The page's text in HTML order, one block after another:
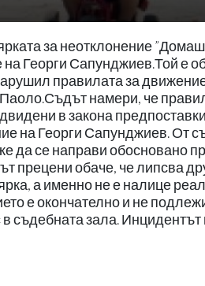
за неотклонение
Георги Сапунджиев.Той е
правилата за
намери, че
в закона
на Георги Сапунджиев. От
да се направи обосновано
прецени обаче, че липсва
а именно не е налице
е окончателно и не
съдебната зала. Инцидентът